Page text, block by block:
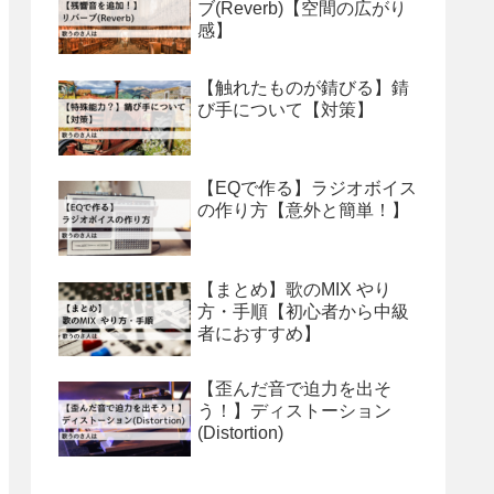
ブ(Reverb)【空間の広がり
感】
【触れたものが錆びる】錆
び手について【対策】
【EQで作る】ラジオボイス
の作り方【意外と簡単！】
【まとめ】歌のMIX やり
方・手順【初心者から中級
者におすすめ】
【歪んだ音で迫力を出そ
う！】ディストーション
(Distortion)